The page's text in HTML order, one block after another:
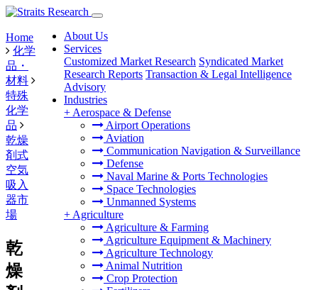
About Us
Services
Customized Market Research Syndicated Market
Research Reports Transaction & Legal Intelligence
Advisory
Industries
+ Aerospace & Defense
Airport Operations
Aviation
Communication Navigation & Surveillance
Defense
Naval Marine & Ports Technologies
Space Technologies
Unmanned Systems
+ Agriculture
Agriculture & Farming
Agriculture Equipment & Machinery
Agriculture Technology
Animal Nutrition
Crop Protection
Home
化学
品・
材料
特殊
化学
品
乾燥
剤式
空気
吸入
器市
場
乾
燥